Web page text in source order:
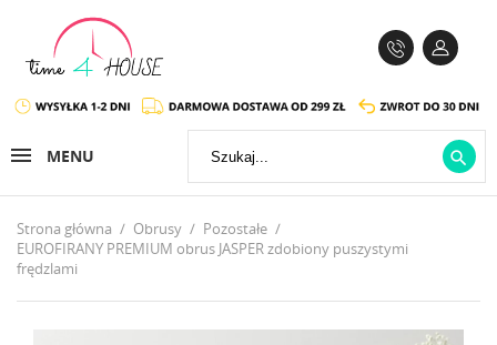
MENU 
Strona główna Obrusy
Pozostałe
EUROFIRANY PREMIUM obrus JASPER zdobiony puszystymi
frędzlami